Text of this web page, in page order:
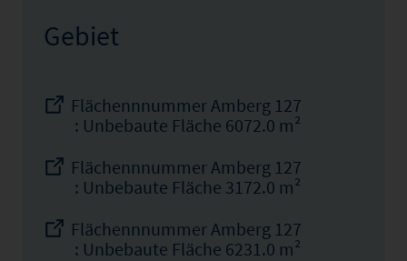
Gebiet
Flächennnummer Amberg 127
: Unbebaute Fläche 6072.0 m²
Flächennnummer Amberg 127
: Unbebaute Fläche 3172.0 m²
Flächennnummer Amberg 127
: Unbebaute Fläche 6231.0 m²